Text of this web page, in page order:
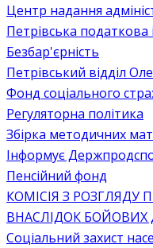
Центр надання
Петрівська податкова
Безбар'єрність
Петрівський відділ
Фонд соціального
Регуляторна політика
Збірка методичних
Інформує
Пенсійний фонд
КОМІСІЯ З
ВНАСЛІДОК БОЙОВИХ
Соціальний захист